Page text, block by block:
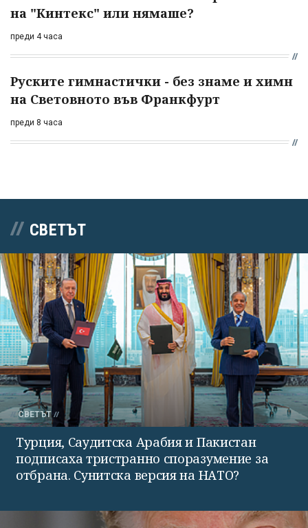
на "Кинтекс" или нямаше?
преди 4 часа
Руските гимнастички - без знаме и химн
на Световното във Франкфурт
преди 8 часа
СВЕТЪТ
СВЕТЪТ
Турция, Саудитска Арабия и Пакистан
подписаха тристранно споразумение за
отбрана. Сунитска версия на НАТО?